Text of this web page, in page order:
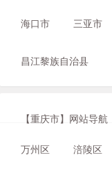
海口市 三亚市
昌江黎族自治县
【重庆市】网站导航
万州区 涪陵区